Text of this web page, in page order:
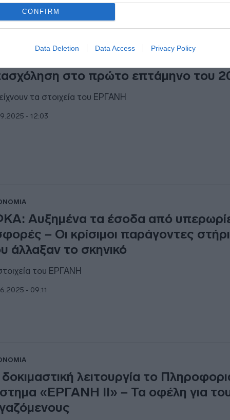
CONFIRM
Data Deletion Data Access Privacy Policy
στο πρώτο επτάμηνο του
τα στοιχεία του ΕΡΓΑΝΗ
- 12:03
Αυξημένα τα έσοδα από
– Οι κρίσιμοι παράγοντες
άλλαξαν το σκηνικό
του ΕΡΓΑΝΗ
- 09:11
λειτουργία το
«ΕΡΓΑΝΗ ΙΙ» – Τα οφέλη για